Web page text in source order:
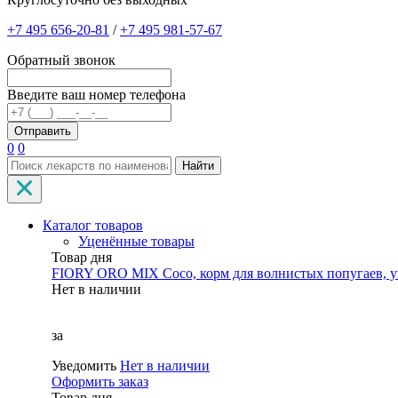
+7 495 656-20-81 /+7 495 981-57-67
Обратный звонок
Введите ваш номер телефона
0 0
Найти
Каталог товаров
Уценённые товары
Товар дня
FIORY ORO MIX Coco, корм для волнистых попугаев,
Нет в наличии
за
Уведомить Нет в наличии
Оформить заказ